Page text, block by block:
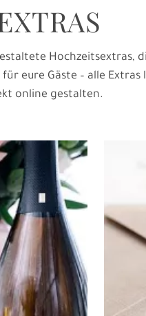
Hochzeitsextras,
eure Gäste – alle Extras
online gestalten.